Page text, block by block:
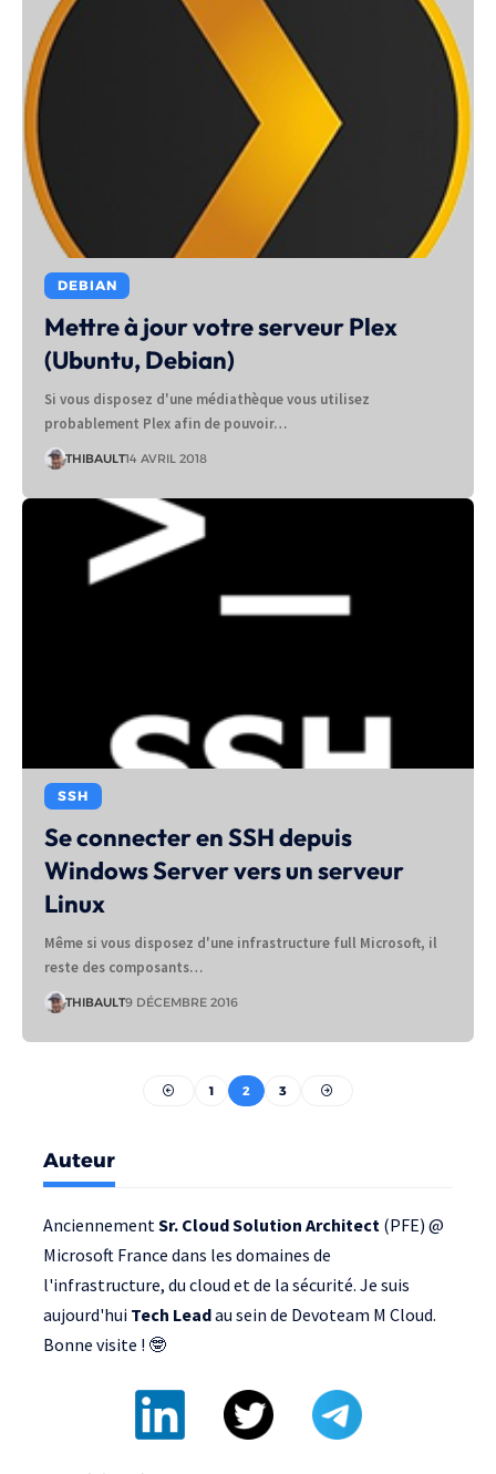
DEBIAN
Mettre à jour votre serveur Plex
(Ubuntu, Debian)
Si vous disposez d'une médiathèque vous utilisez
probablement Plex afin de pouvoir…
THIBAULT14 AVRIL 2018
SSH
Se connecter en SSH depuis
Windows Server vers un serveur
Linux
Même si vous disposez d'une infrastructure full Microsoft, il
reste des composants…
THIBAULT9 DÉCEMBRE 2016
1 2 3
Auteur
AnciennementSr. Cloud Solution Architect (PFE) @
Microsoft France dans les domaines de
l'infrastructure, du cloud et de la sécurité. Je suis
aujourd'hui Tech Leadau sein de Devoteam M Cloud.
Bonne visite ! 🤓